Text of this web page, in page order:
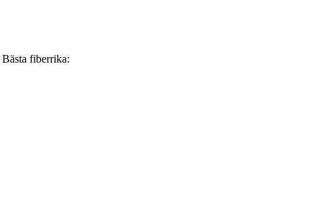
Bästa fiberrika: